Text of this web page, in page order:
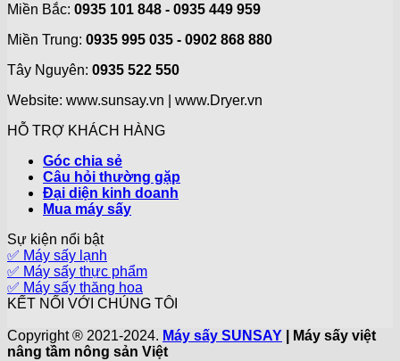
Miền Bắc: 0935 101 848 - 0935 449 959
Miền Trung: 0935 995 035 - 0902 868 880
Tây Nguyên: 0935 522 550
Website: www.sunsay.vn | www.Dryer.vn
HỖ TRỢ KHÁCH HÀNG
Góc chia sẻ
Câu hỏi thường gặp
Đại diện kinh doanh
Mua máy sấy
Sự kiện nổi bật
✅ Máy sấy lạnh
✅ Máy sấy thực phẩm
✅ Máy sấy thăng hoa
KẾT NỐI VỚI CHÚNG TÔI
Copyright ® 2021-2024. Máy sấy SUNSAY | Máy sấy việt
nâng tầm nông sản Việt